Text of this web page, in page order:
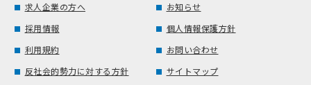
求人企業の方へ
お知らせ
採用情報
個人情報保護方針
利用規約
お問い合わせ
反社会的勢力に対する方針
サイトマップ